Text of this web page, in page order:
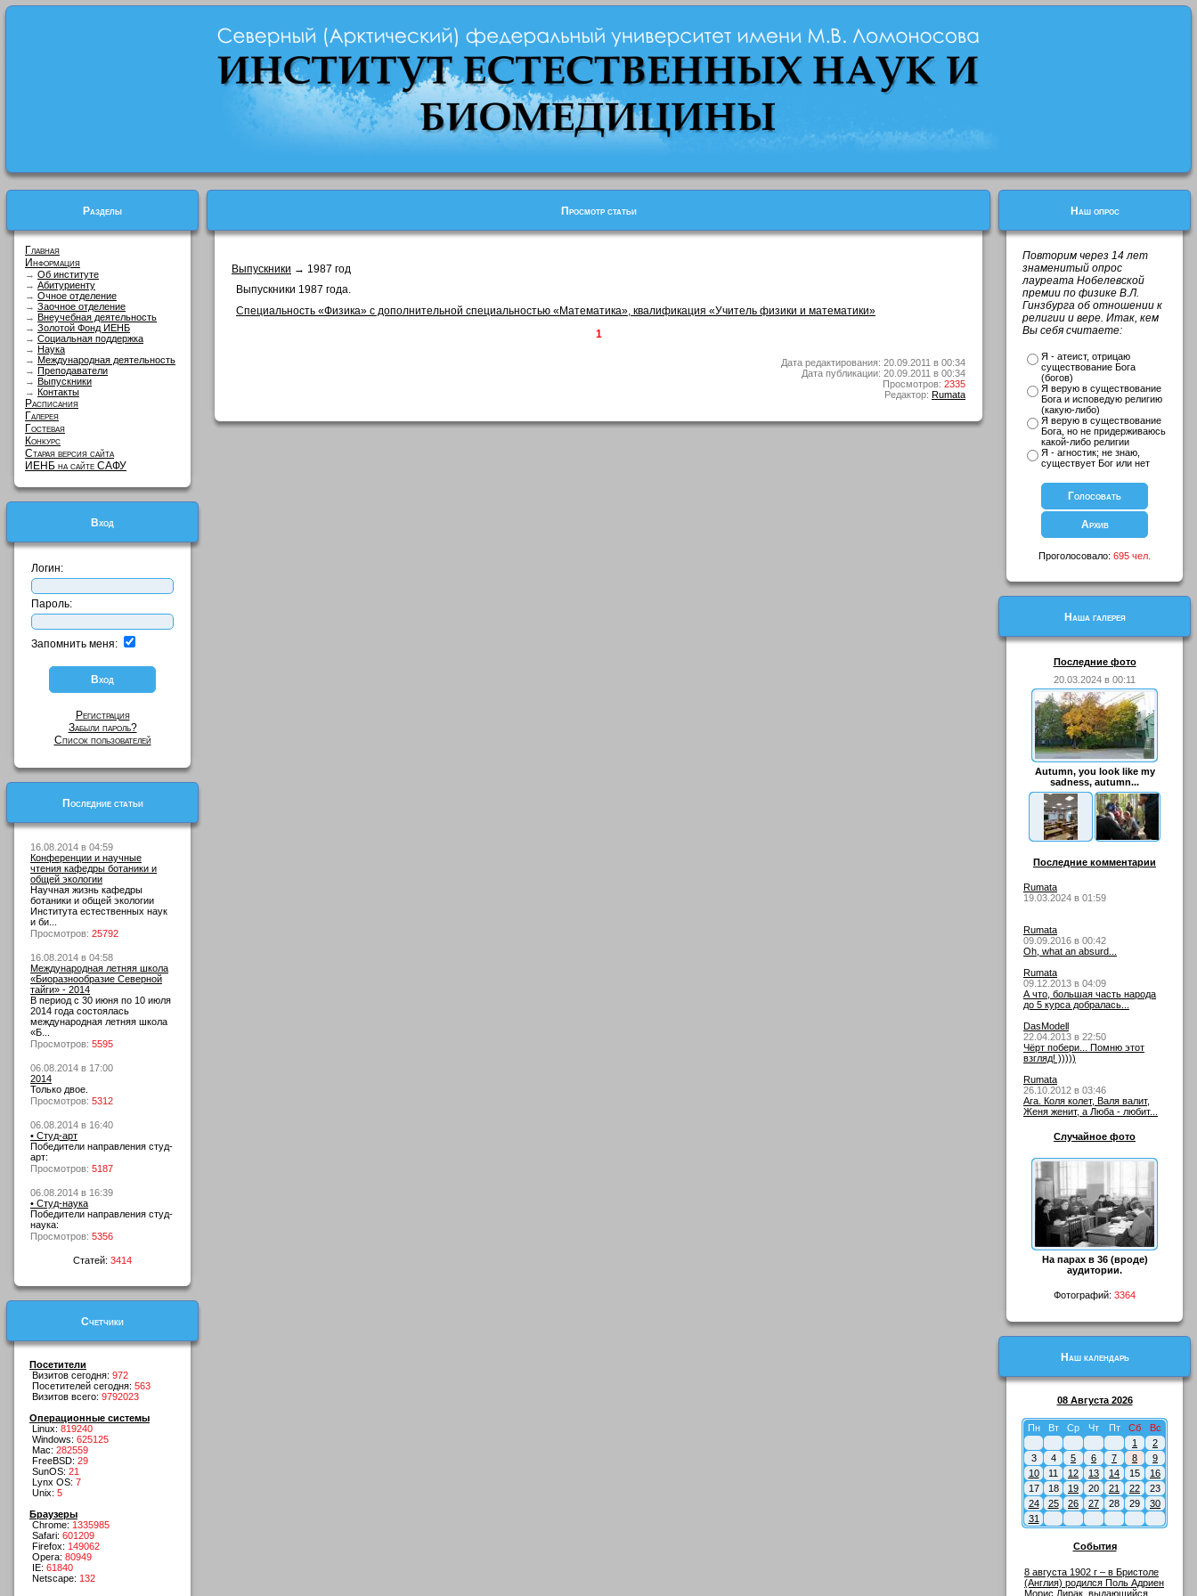
Разделы
Главная
Информация
→ Об институте
→ Абитуриенту
→ Очное отделение
→ Заочное отделение
→ Внеучебная деятельность
→ Золотой Фонд ИЕНБ
→ Социальная поддержка
→ Наука
→ Международная деятельность
→ Преподаватели
→ Выпускники
→ Контакты
Расписания
Галерея
Гостевая
Конкурс
Старая версия сайта
ИЕНБ на сайте САФУ
Вход
Логин:
Пароль:
Запомнить меня:
Регистрация
Забыли пароль?
Список пользователей
Последние статьи
16.08.2014 в 04:59
Конференции и научные
чтения кафедры ботаники и
общей экологии
Научная жизнь кафедры
ботаники и общей экологии
Института естественных наук
и би...
Просмотров: 25792
16.08.2014 в 04:58
Международная летняя школа
«Биоразнообразие Северной
тайги» - 2014
В период с 30 июня по 10 июля
2014 года состоялась
международная летняя школа
«Б...
Просмотров: 5595
06.08.2014 в 17:00
2014
Только двое.
Просмотров: 5312
06.08.2014 в 16:40
• Студ-арт
Победители направления студ-
арт:
Просмотров: 5187
06.08.2014 в 16:39
• Студ-наука
Победители направления студ-
наука:
Просмотров: 5356
Статей: 3414
Счетчики
Посетители
Визитов сегодня: 972
Посетителей сегодня: 563
Визитов всего: 9792023
Операционные системы
Linux: 819240
Windows: 625125
Mac: 282559
FreeBSD: 29
SunOS: 21
Lynx OS: 7
Unix: 5
Браузеры
Chrome: 1335985
Safari: 601209
Firefox: 149062
Opera: 80949
IE: 61840
Netscape: 132
Просмотр статьи
Выпускники → 1987 год
Выпускники 1987 года.
Специальность «Физика» с дополнительной специальностью «Математика», квалификация «Учитель физики и математики»
1
Дата редактирования: 20.09.2011 в 00:34
Дата публикации: 20.09.2011 в 00:34
Просмотров: 2335
Редактор: Rumata
Наш опрос
Повторим через 14 лет
знаменитый опрос
лауреата Нобелевской
премии по физике В.Л.
Гинзбурга об отношении к
религии и вере. Итак, кем
Вы себя считаете:
Я - атеист, отрицаю
существование Бога
(богов)
Я верую в существование
Бога и исповедую религию
(какую-либо)
Я верую в существование
Бога, но не придерживаюсь
какой-либо религии
Я - агностик; не знаю,
существует Бог или нет
Проголосовало: 695 чел.
Наша галерея
Последние фото
20.03.2024 в 00:11
Autumn, you look like my
sadness, autumn...
Последние комментарии
Rumata
19.03.2024 в 01:59
Rumata
09.09.2016 в 00:42
Oh, what an absurd...
Rumata
09.12.2013 в 04:09
А что, большая часть народа
до 5 курса добралась...
DasModell
22.04.2013 в 22:50
Чёрт побери... Помню этот
взгляд! )))))
Rumata
26.10.2012 в 03:46
Ага. Коля колет, Валя валит,
Женя женит, а Люба - любит...
Случайное фото
На парах в 36 (вроде)
аудитории.
Фотографий: 3364
Наш календарь
08 Августа 2026
Пн Вт Ср Чт Пт Сб
Вс
1
2
3
4 5 6 7 8
9
10
11 12 13 14 15
16
17
18 19 20 21 22
23
24
25 26 27 28 29
30
31
События
8 августа 1902 г – в Бристоле
(Англия) родился Поль Адриен
Морис Дирак, выдающийся